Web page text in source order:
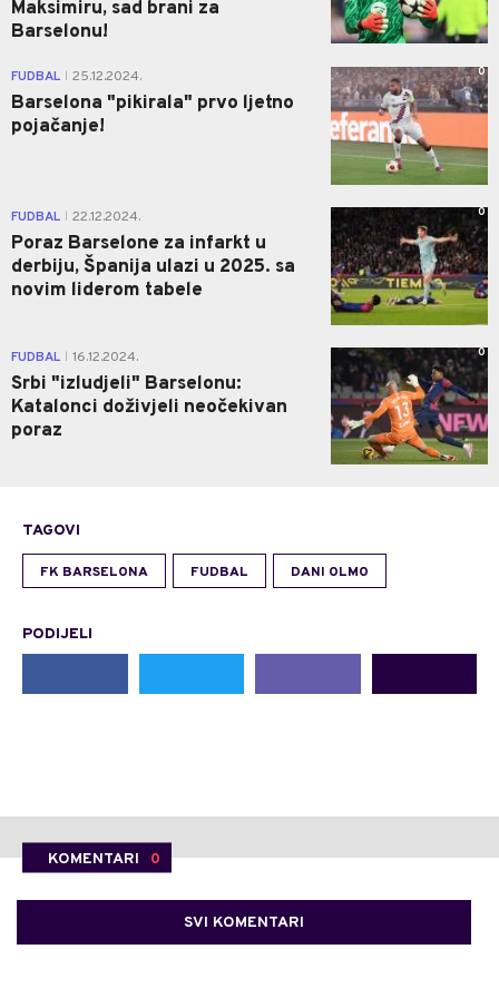
Maksimiru, sad brani za
Barselonu!
FUDBAL 25.12.2024.
Barselona "pikirala" prvo ljetno
pojačanje!
0
FUDBAL 22.12.2024.
Poraz Barselone za infarkt u
derbiju, Španija ulazi u 2025. sa
novim liderom tabele
0
FUDBAL 16.12.2024.
Srbi "izludjeli" Barselonu:
Katalonci doživjeli neočekivan
poraz
0
TAGOVI
FK BARSELONA FUDBAL DANI OLMO
PODIJELI
KOMENTARI 0
SVI KOMENTARI